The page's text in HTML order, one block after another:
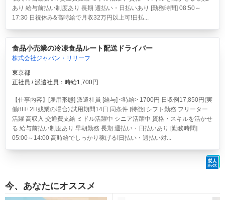
あり 給与前払い制度あり 長期 週払い・日払いあり [勤務時間] 08:50～
17:30 日祝休み&高時給で月収32万円以上可!日払...
食品小売業の冷凍食品ルート配送ドライバー
株式会社ジャパン・リリーフ
東京都
正社員 / 派遣社員：時給1,700円
【仕事内容】[雇用形態] 派遣社員 [給与] <時給> 1700円 日収例17,850円(実
働8H+2H残業の場合) 試用期間14日:同条件 [特徴] シフト勤務 フリーター
活躍 高収入 交通費支給 ミドル活躍中 シニア活躍中 資格・スキルを活かせ
る 給与前払い制度あり 早朝勤務 長期 週払い・日払いあり [勤務時間]
05:00～14:00 高時給でしっかり稼げる!日払い・週払い対...
今、あなたにオススメ